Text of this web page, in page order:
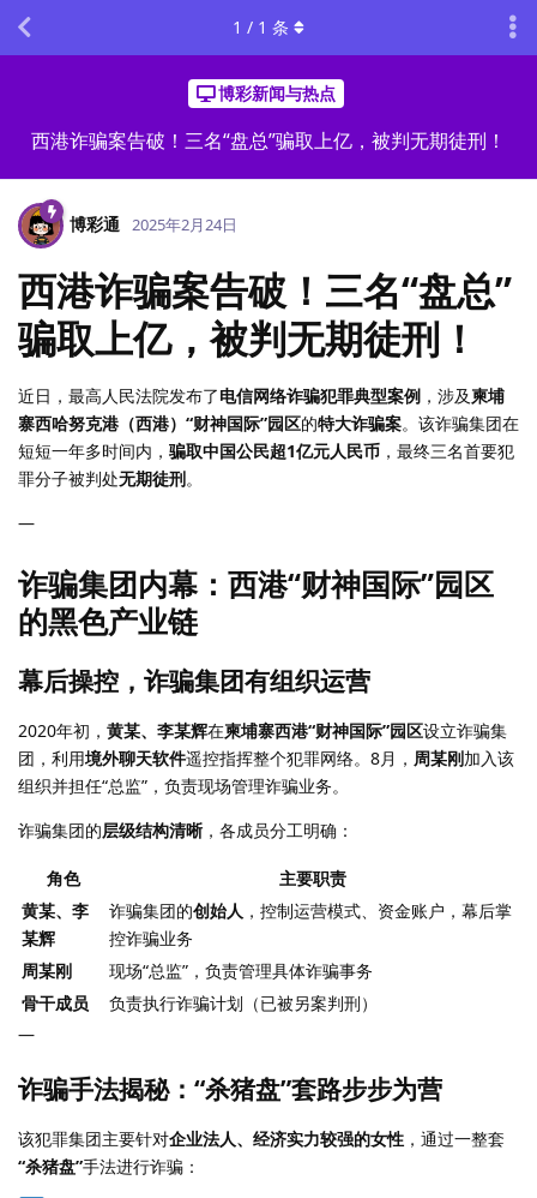
博彩新闻与热点
西港诈骗案告破！三名“盘总”骗取上亿，被判无期徒刑！
1 / 1 条
博彩通 2025年2月24日
西港诈骗案告破！三名“盘总”
骗取上亿，被判无期徒刑！
近日，最高人民法院发布了电信网络诈骗犯罪典型案例 ，涉及柬埔
寨西哈努克港（西港）“财神国际”园区的特大诈骗案。该诈骗集团在
短短一年多时间内， 骗取中国公民超1亿元人民币 ，最终三名首要犯
罪分子被判处无期徒刑。
—
诈骗集团内幕：西港“财神国际”园区
的黑色产业链
幕后操控，诈骗集团有组织运营
2020年初， 黄某、李某辉在柬埔寨西港“财神国际”园区设立诈骗集
团，利用境外聊天软件遥控指挥整个犯罪网络。8月， 周某刚加入该
组织并担任“总监”，负责现场管理诈骗业务。
诈骗集团的层级结构清晰 ，各成员分工明确：
角色
主要职责
黄某、李
某辉
诈骗集团的创始人 ，控制运营模式、资金账户，幕后掌
控诈骗业务
周某刚
现场“总监”，负责管理具体诈骗事务
骨干成员
负责执行诈骗计划（已被另案判刑）
—
诈骗手法揭秘：“杀猪盘”套路步步为营
该犯罪集团主要针对企业法人、经济实力较强的女性 ，通过一整套
“杀猪盘”手法进行诈骗：